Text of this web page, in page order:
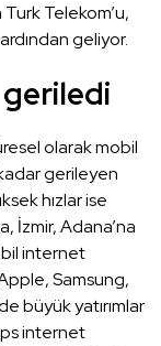
Telekom’u,
geliyor.
olarak mobil
gerileyen
hızlar ise
İzmir, Adana’na
internet
Apple, Samsung,
büyük yatırımlar
internet